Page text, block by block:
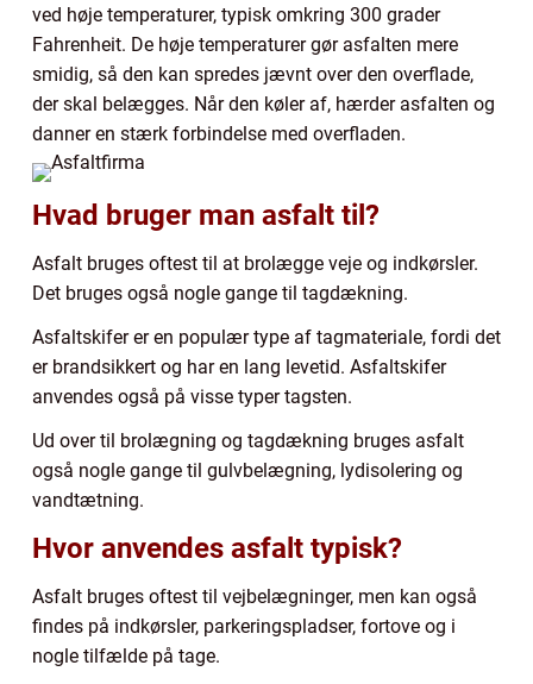
ved høje temperaturer, typisk omkring 300 grader
Fahrenheit. De høje temperaturer gør asfalten mere
smidig, så den kan spredes jævnt over den overflade,
der skal belægges. Når den køler af, hærder asfalten og
danner en stærk forbindelse med overfladen.
Hvad bruger man asfalt til?
Asfalt bruges oftest til at brolægge veje og indkørsler.
Det bruges også nogle gange til tagdækning.
Asfaltskifer er en populær type af tagmateriale, fordi det
er brandsikkert og har en lang levetid. Asfaltskifer
anvendes også på visse typer tagsten.
Ud over til brolægning og tagdækning bruges asfalt
også nogle gange til gulvbelægning, lydisolering og
vandtætning.
Hvor anvendes asfalt typisk?
Asfalt bruges oftest til vejbelægninger, men kan også
findes på indkørsler, parkeringspladser, fortove og i
nogle tilfælde på tage.